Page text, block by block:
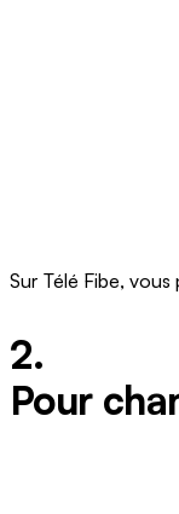
Sur Télé Fibe,
2.
Pour